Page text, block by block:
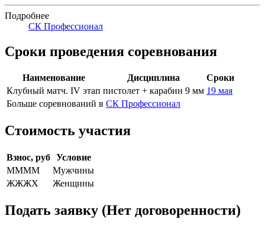
Подробнее
СК Профессионал
Сроки проведения соревнования
Наименование Дисциплина
Сроки
Клубный матч. IV этап пистолет + карабин 9 мм 19 мая
Больше соревнований в СК Профессионал
Стоимость участия
Взнос, руб Условие
ММММ
Мужчины
ЖЖЖХ
Женщины
Подать заявку (Нет договоренности)